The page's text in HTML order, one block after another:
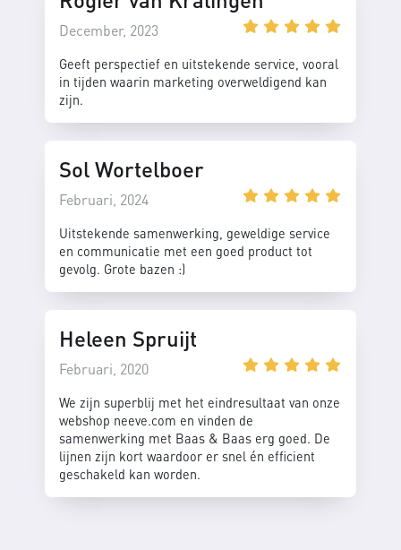
December, 2023
Geeft perspectief en uitstekende service, vooral
in tijden waarin marketing overweldigend kan
zijn.
Sol Wortelboer
Februari, 2024
Uitstekende samenwerking, geweldige service
en communicatie met een goed product tot
gevolg. Grote bazen :)
Heleen Spruijt
Februari, 2020
We zijn superblij met het eindresultaat van onze
webshop neeve.com en vinden de
samenwerking met Baas & Baas erg goed. De
lijnen zijn kort waardoor er snel én efficient
geschakeld kan worden.